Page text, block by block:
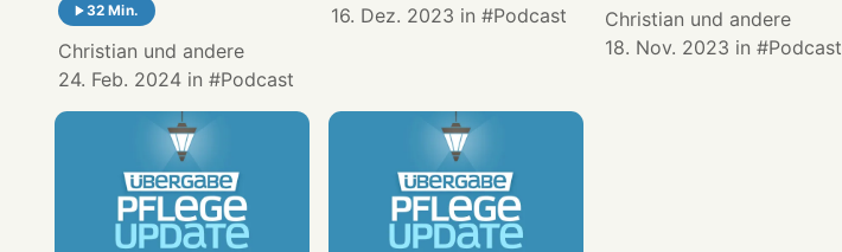
32 Min.
Christian und andere
24. Feb. 2024in Podcast
16. Dez. 2023 in Podcast Christian und andere
18. Nov. 2023 in Podcast